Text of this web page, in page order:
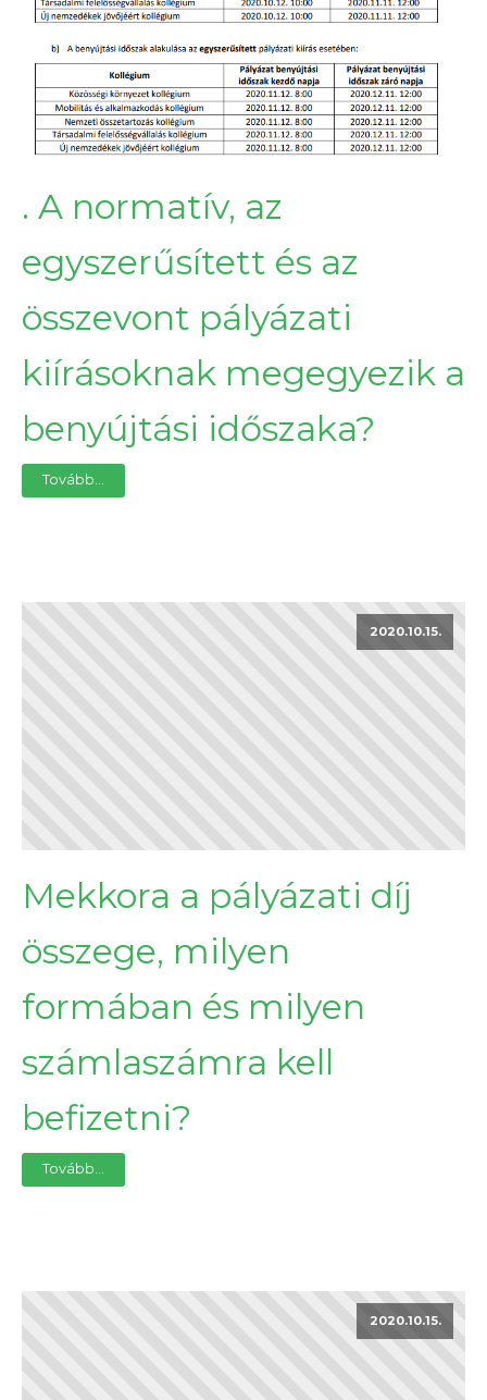
. A normatív, az
egyszerűsített és az
összevont pályázati
kiírásoknak megegyezik a
benyújtási időszaka?
Tovább...
2020.10.15.
Mekkora a pályázati díj
összege, milyen
formában és milyen
számlaszámra kell
befizetni?
Tovább...
2020.10.15.